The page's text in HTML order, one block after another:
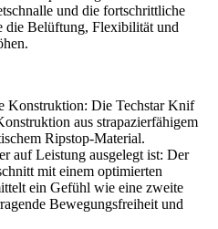
und die fortschrittliche
Belüftung, Flexibilität und
Konstruktion: Die Techstar Knif
aus strapazierfähigem
Ripstop-Material.
auf Leistung ausgelegt ist: Der
mit einem optimierten
ein Gefühl wie eine zweite
Bewegungsfreiheit und